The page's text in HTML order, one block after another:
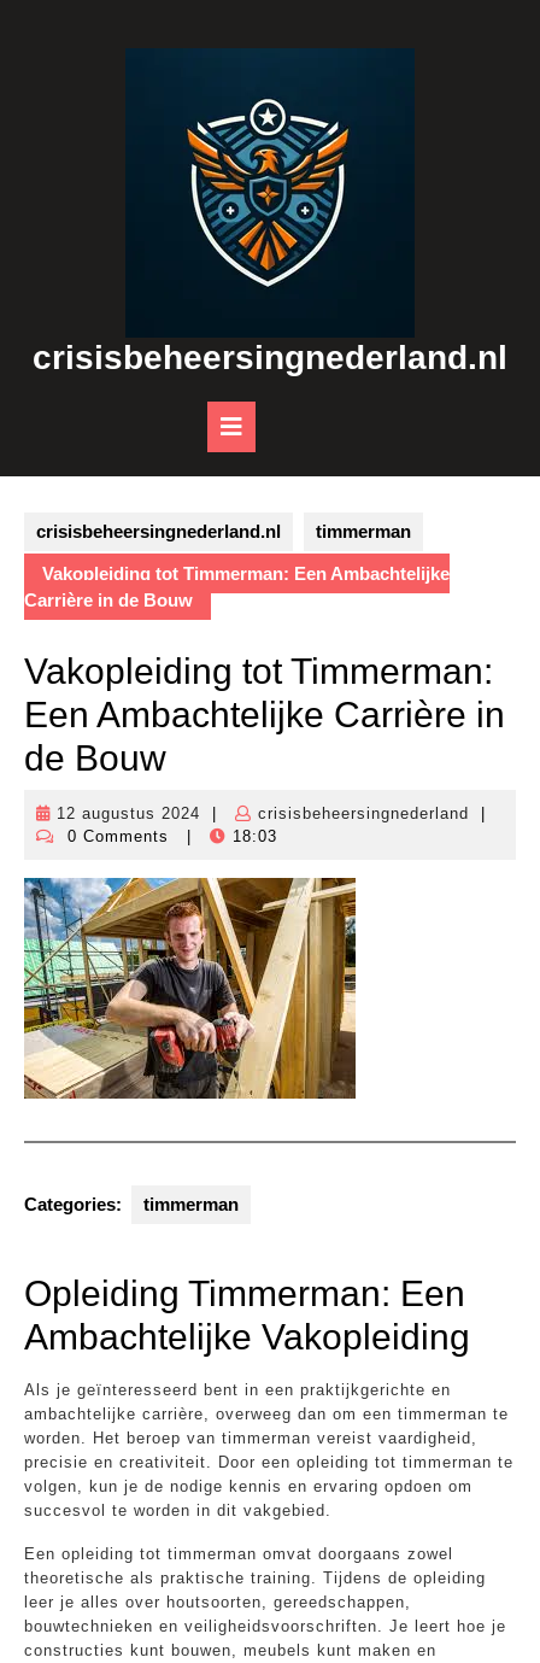
crisisbeheersingnederland.nl
Button
crisisbeheersingnederland.nl timmerman
Vakopleiding tot Timmerman: Een Ambachtelijke
Carrière in de Bouw
Vakopleiding tot Timmerman:
Een Ambachtelijke Carrière in
de Bouw
12 augustus 2024
12
augustus
crisisbeheersingnederland
0 Comments
18:03
Categories: timmerman
Opleiding Timmerman: Een
Ambachtelijke Vakopleiding
Als je geïnteresseerd bent in een praktijkgerichte en
ambachtelijke carrière, overweeg dan om een timmerman te
worden. Het beroep van timmerman vereist vaardigheid,
precisie en creativiteit. Door een opleiding tot timmerman te
volgen, kun je de nodige kennis en ervaring opdoen om
succesvol te worden in dit vakgebied.
Een opleiding tot timmerman omvat doorgaans zowel
theoretische als praktische training. Tijdens de opleiding
leer je alles over houtsoorten, gereedschappen,
bouwtechnieken en veiligheidsvoorschriften. Je leert hoe je
constructies kunt bouwen, meubels kunt maken en